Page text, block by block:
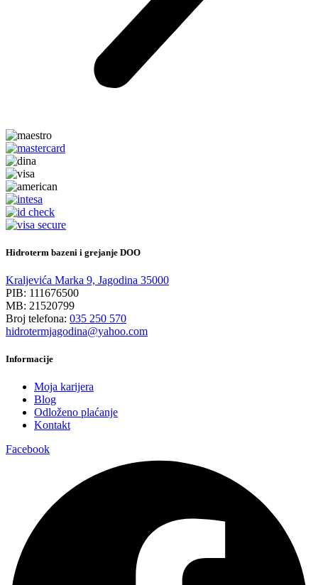
Hidroterm bazeni i grejanje DOO
Kraljevića Marka 9, Jagodina 35000
PIB: 111676500
MB: 21520799
Broj telefona: 035 250 570
hidrotermjagodina@yahoo.com
Informacije
Moja karijera
Blog
Odloženo plaćanje
Kontakt
Facebook